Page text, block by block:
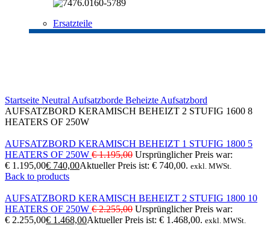
Ersatzteile
Startseite Neutral Aufsatzborde Beheizte Aufsatzbord
AUFSATZBORD KERAMISCH BEHEIZT 2 STUFIG 1600 8
HEATERS OF 250W
AUFSATZBORD KERAMISCH BEHEIZT 1 STUFIG 1800 5
HEATERS OF 250W €1.195,00 Ursprünglicher Preis war:
€ 1.195,00€ 740,00Aktueller Preis ist: € 740,00. exkl. MWSt.
Back to products
AUFSATZBORD KERAMISCH BEHEIZT 2 STUFIG 1800 10
HEATERS OF 250W €2.255,00 Ursprünglicher Preis war:
€ 2.255,00€ 1.468,00Aktueller Preis ist: € 1.468,00. exkl. MWSt.